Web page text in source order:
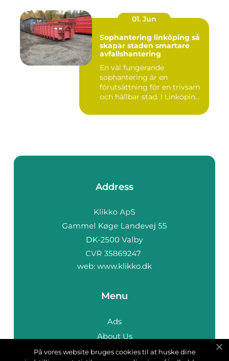
01. Jun
Sophantering linköping så
skapar staden smartare
avfallshantering
En väl fungerande
sophantering är en
förutsättning för en trivsam
och hållbar stad. I Linköping
Address
web: www.klikko.dk
Menu
Ads
About Us
Cookies
På vores website bruges cookies til at huske dine